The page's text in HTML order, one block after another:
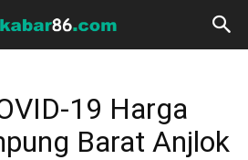
19 Harga
Barat Anjlok